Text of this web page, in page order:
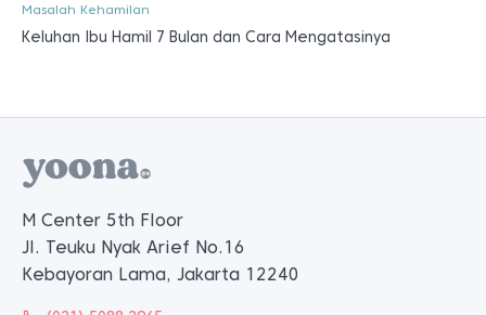
Masalah Kehamilan
Keluhan Ibu Hamil 7 Bulan dan Cara Mengatasinya
M Center 5th Floor
Jl. Teuku Nyak Arief No.16
Kebayoran Lama, Jakarta 12240